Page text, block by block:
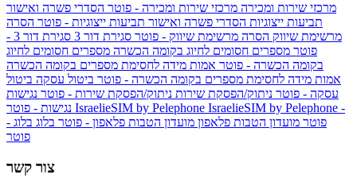
מרכזי שירות ומכירה מרכזי שירות ומכירה - פוטר הסדרי פשרה ואישור
תביעות ייצוגיות הסדרי פשרה ואישור תביעות ייצוגיות - פוטר הסרה
מרשימת שיווק הסרה מרשימת שיווק - פוטר סגירת דור 3
סגירת דור 3 -
פוטר מספרים חסומים לחיוג בקומה הכשרה מספרים חסומים לחיוג
בקומה הכשרה - פוטר אמות מידה לחסימת מספרים בקומה הכשרה
אמות מידה לחסימת מספרים בקומה הכשרה - פוטר ביטול עסקה ביטול
עסקה - פוטר ניתוק/הפסקת שירות ניתוק/הפסקת שירות - פוטר נגישות
IsraelieSIM by Pelephone IsraelieSIM by Pelephone -
פוטר מועדון הטבות פלאפון מועדון הטבות פלאפון - פוטר בלוג בלוג -
פוטר
צור קשר